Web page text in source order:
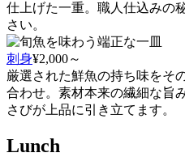
仕上げた一重。職人仕込みの
さい。
刺身¥2,000～
厳選された鮮魚の持ち味をそ
合わせ。素材本来の繊細な旨
さびが上品に引き立てます。
Lunch